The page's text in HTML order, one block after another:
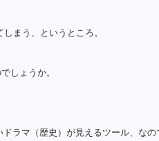
しまう、というところ。
しょうか。
ラマ（歴史）が見えるツール、なの